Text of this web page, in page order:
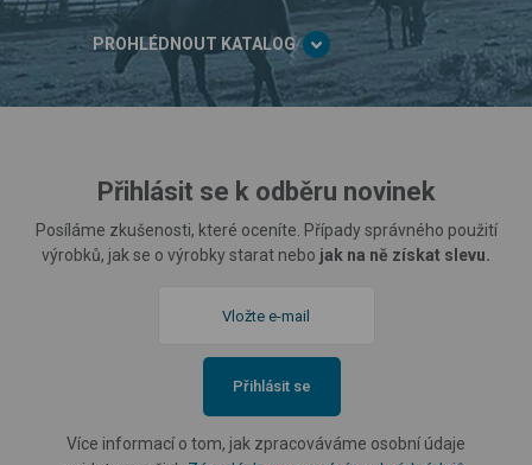
PROHLÉDNOUT KATALOG
Přihlásit se k odběru novinek
Posíláme zkušenosti, které oceníte. Případy správného použití
výrobků, jak se o výrobky starat nebo jak na ně získat slevu.
Přihlásit se
Více informací o tom, jak zpracováváme osobní údaje